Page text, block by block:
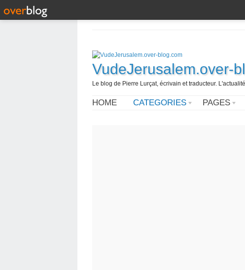
VudeJerusalem.over-
Le blog de Pierre Lurçat, écrivain et traducteur.
HOME CATEGORIES PAGES